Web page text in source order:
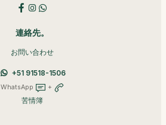
連絡先。
お問い合わせ
+51 91518-1506
WhatsApp +
苦情簿